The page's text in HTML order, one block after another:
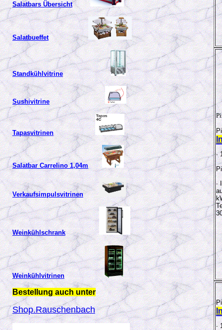
Salatbars Übersicht
Salatbueffet
Standkühlvitrine
Sushivitrine
Tapasvitrinen
Salatbar Carrelino 1,04m
Verkaufsimpulsvitrinen
Weinkühlschrank
Weinkühlvitrinen
Bestellung auch unter
Shop.Rauschenbach
∙
∙
∙